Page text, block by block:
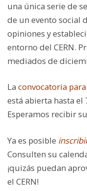
una única serie de
de un evento social
opiniones y
entorno del CERN.
mediados de
La convocatoria
está abierta hasta
Esperamos recibir
Ya es posible
Consulten su
¡quizás puedan
el CERN!